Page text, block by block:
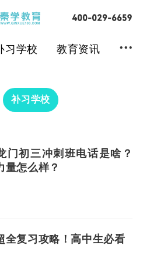
习学校 教育资讯 ...
补习学校
门初三冲刺班电话是啥？
量怎么样？
全复习攻略！高中生必看